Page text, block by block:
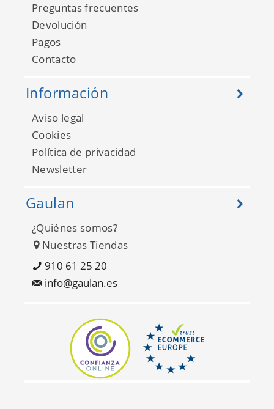
Sisay Texture 681836
Sisay Texture 681837
Preguntas frecuentes
Devolución
Pagos
Contacto
Información
Aviso legal
Cookies
Política de privacidad
Newsletter
Gaulan
¿Quiénes somos?
Nuestras Tiendas
910 61 25 20
info@gaulan.es